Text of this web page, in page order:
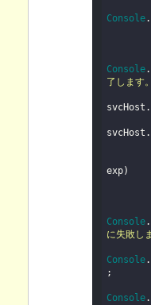
Console
Console
了します
exp)
Console
に失敗し
Console
;
Console